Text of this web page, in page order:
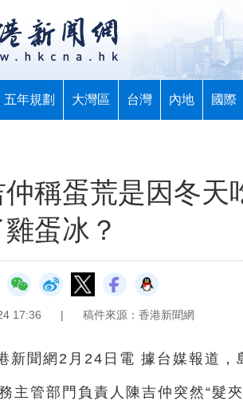
五年規劃 大灣區 台灣 內地 國際
仲稱蛋荒是因冬天
蛋冰？
17:36 | 稿件來源：香港新聞網
新聞網2月24日電 據台媒報道，
主管部門負責人陳吉仲突然“髮